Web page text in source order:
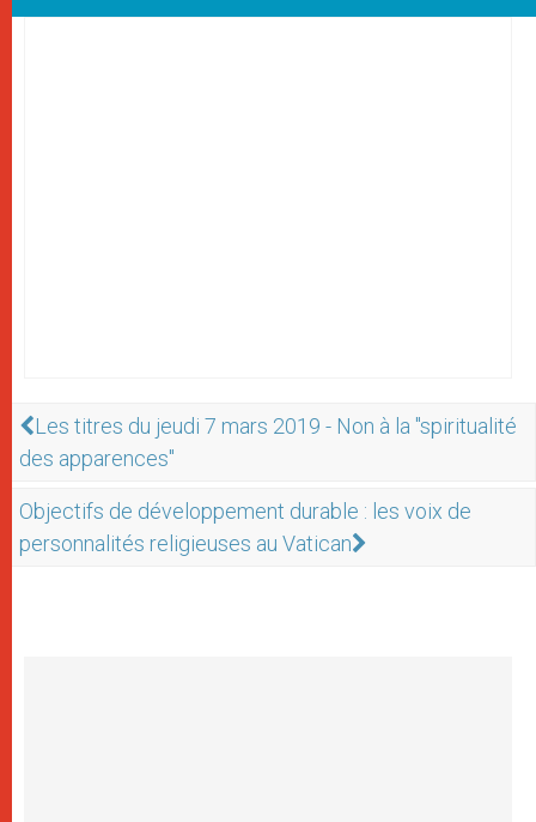
Les titres du jeudi 7 mars 2019 - Non à la "spiritualité
des apparences"
Objectifs de développement durable : les voix de
personnalités religieuses au Vatican